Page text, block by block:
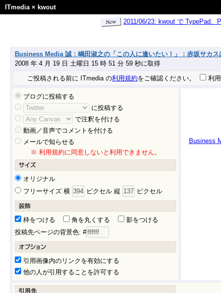
ITmedia× kwout
2011/06/23: kwout で TypePad
Business Media 誠：嶋田淑之の「この人に逢いたい！」：赤坂サカ
2008 年 4 月 19 日 土曜日 15 時 51 分 59 秒に取得
ご投稿される前に ITmedia の利用規約をご確認ください。 利
ブログに投稿する
に投稿する
で注釈を付ける
動画／音声でコメントを付ける
メールで知らせる
※ 利用規約に同意しないと利用できません。
オリジナル
フリーサイズ 横
ピクセル 縦 ピクセル
枠をつける 角を丸くする
影をつける
投稿先ページの背景色: #
引用画像内のリンクを有効にする
他の人が引用することを許可する
Business